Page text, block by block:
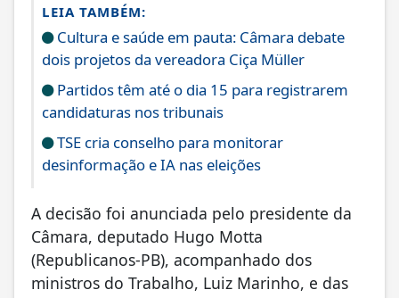
LEIA TAMBÉM:
Cultura e saúde em pauta: Câmara debate
dois projetos da vereadora Ciça Müller
Partidos têm até o dia 15 para registrarem
candidaturas nos tribunais
TSE cria conselho para monitorar
desinformação e IA nas eleições
A decisão foi anunciada pelo presidente da
Câmara, deputado Hugo Motta
(Republicanos-PB), acompanhado dos
ministros do Trabalho, Luiz Marinho, e das